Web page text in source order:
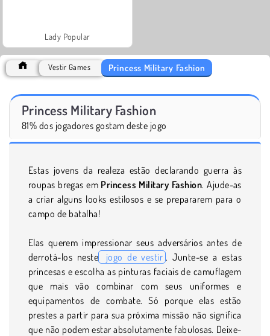
Lady Popular
Vestir Games Princess Military Fashion
Princess Military Fashion
81% dos jogadores gostam deste jogo
Estas jovens da realeza estão declarando guerra às
roupas bregas em Princess Military Fashion. Ajude-as
a criar alguns looks estilosos e se prepararem para o
campo de batalha!
Elas querem impressionar seus adversários antes de
derrotá-los neste
jogo de vestir . Junte-se a estas
princesas e escolha as pinturas faciais de camuflagem
que mais vão combinar com seus uniformes e
equipamentos de combate. Só porque elas estão
prestes a partir para sua próxima missão não significa
que não podem estar absolutamente fabulosas. Deixe-